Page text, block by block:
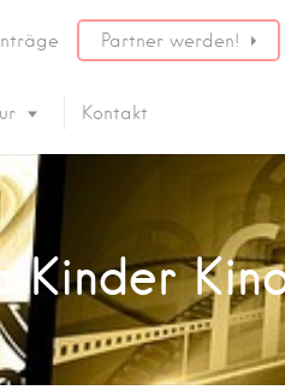
Partner werden!
Kontakt
Kinder